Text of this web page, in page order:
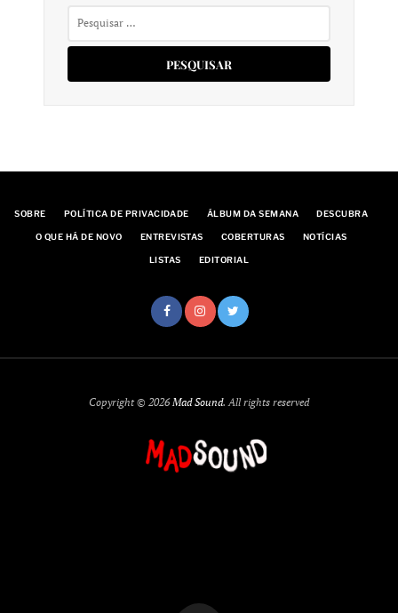
SOBRE POLÍTICA DE PRIVACIDADE ÁLBUM DA SEMANA DESCUBRA
O QUE HÁ DE NOVO ENTREVISTAS COBERTURAS NOTÍCIAS
LISTAS EDITORIAL
Copyright © 2026Mad Sound. All rights reserved